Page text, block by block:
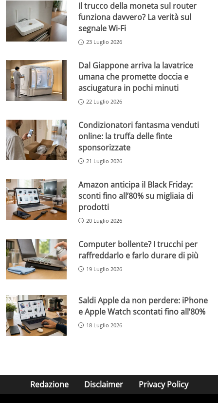
Il trucco della moneta sul router
funziona davvero? La verità sul
segnale Wi-Fi
23 Luglio 2026
Dal Giappone arriva la lavatrice
umana che promette doccia e
asciugatura in pochi minuti
22 Luglio 2026
Condizionatori fantasma venduti
online: la truffa delle finte
sponsorizzate
21 Luglio 2026
Amazon anticipa il Black Friday:
sconti fino all’80% su migliaia di
prodotti
20 Luglio 2026
Computer bollente? I trucchi per
raffreddarlo e farlo durare di più
19 Luglio 2026
Saldi Apple da non perdere: iPhone
e Apple Watch scontati fino all’80%
18 Luglio 2026
Redazione Disclaimer Privacy Policy